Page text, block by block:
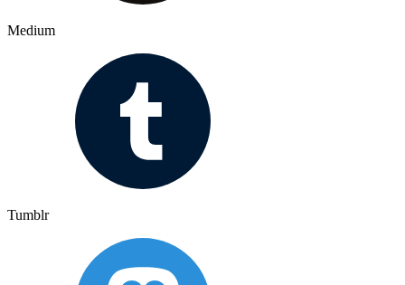
Medium
Tumblr